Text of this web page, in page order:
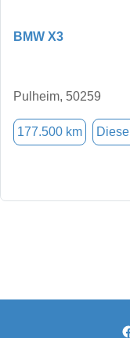
BMW X3
Pulheim, 50259
177.500 km Diesel